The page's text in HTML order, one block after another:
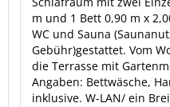
m und 1 Bett 0,90 m x
WC und Sauna
Gebühr)gestattet. Vom
die Terrasse mit
Angaben: Bettwäsche,
inklusive. W-LAN/ ein